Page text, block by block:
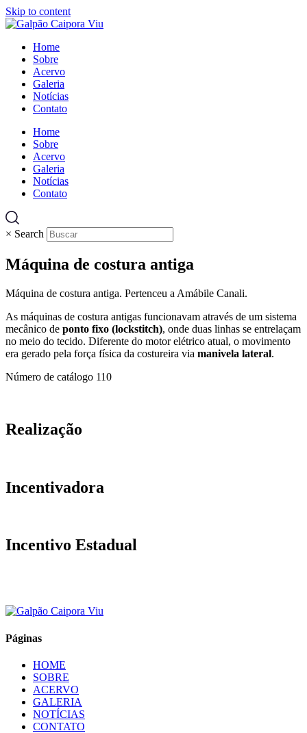
Skip to content
Home
Sobre
Acervo
Galeria
Notícias
Contato
Home
Sobre
Acervo
Galeria
Notícias
Contato
× Search
Máquina de costura antiga
Máquina de costura antiga. Pertenceu a Amábile Canali.
As máquinas de costura antigas funcionavam através de um sistema
mecânico de ponto fixo (lockstitch), onde duas linhas se entrelaçam
no meio do tecido. Diferente do motor elétrico atual, o movimento
era gerado pela força física da costureira via manivela lateral.
Número de catálogo 110
Realização
Incentivadora
Incentivo Estadual
Páginas
HOME
SOBRE
ACERVO
GALERIA
NOTÍCIAS
CONTATO